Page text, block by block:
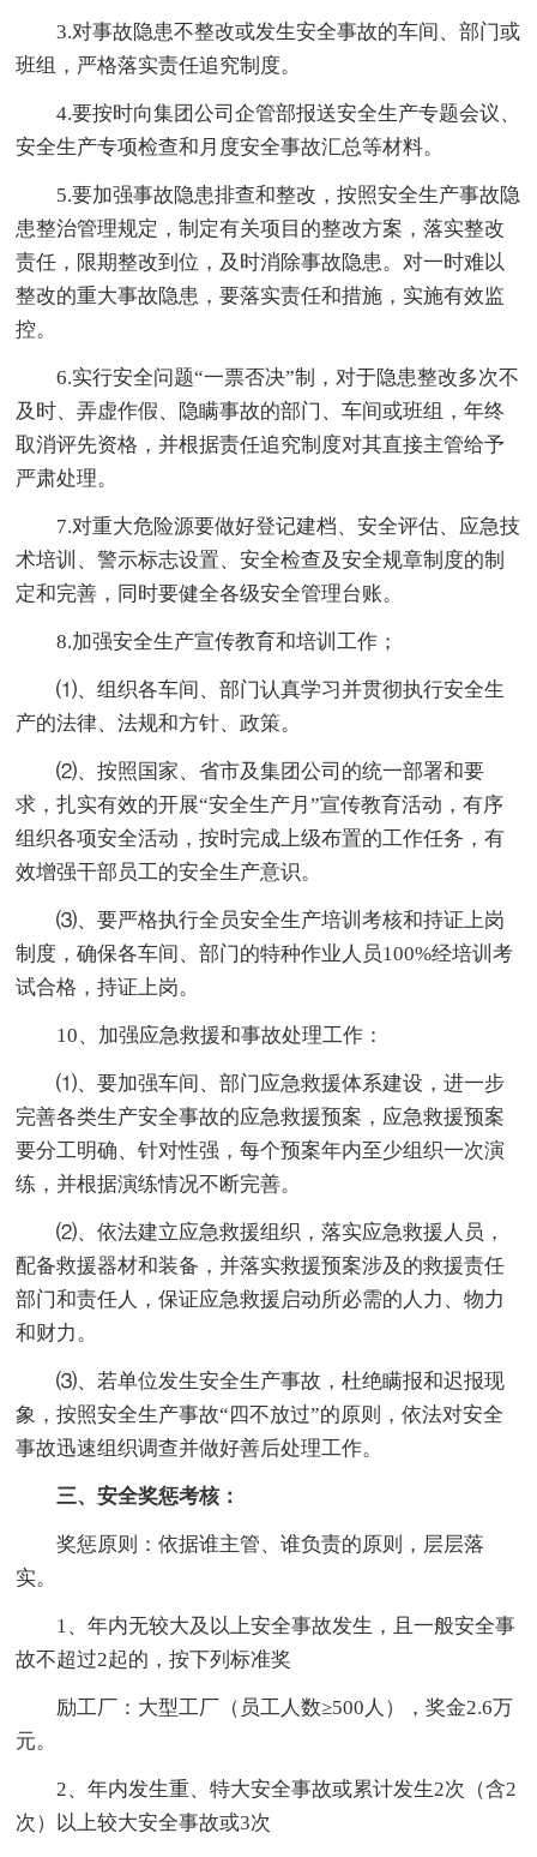
3.对事故隐患不整改或发生安全事故的车间、部门或
班组，严格落实责任追究制度。
4.要按时向集团公司企管部报送安全生产专题会议、
安全生产专项检查和月度安全事故汇总等材料。
5.要加强事故隐患排查和整改，按照安全生产事故隐
患整治管理规定，制定有关项目的整改方案，落实整改
责任，限期整改到位，及时消除事故隐患。对一时难以
整改的重大事故隐患，要落实责任和措施，实施有效监
控。
6.实行安全问题“一票否决”制，对于隐患整改多次不
及时、弄虚作假、隐瞒事故的部门、车间或班组，年终
取消评先资格，并根据责任追究制度对其直接主管给予
严肃处理。
7.对重大危险源要做好登记建档、安全评估、应急技
术培训、警示标志设置、安全检查及安全规章制度的制
定和完善，同时要健全各级安全管理台账。
8.加强安全生产宣传教育和培训工作；
⑴、组织各车间、部门认真学习并贯彻执行安全生
产的法律、法规和方针、政策。
⑵、按照国家、省市及集团公司的统一部署和要
求，扎实有效的开展“安全生产月”宣传教育活动，有序
组织各项安全活动，按时完成上级布置的工作任务，有
效增强干部员工的安全生产意识。
⑶、要严格执行全员安全生产培训考核和持证上岗
制度，确保各车间、部门的特种作业人员100%经培训考
试合格，持证上岗。
10、加强应急救援和事故处理工作：
⑴、要加强车间、部门应急救援体系建设，进一步
完善各类生产安全事故的应急救援预案，应急救援预案
要分工明确、针对性强，每个预案年内至少组织一次演
练，并根据演练情况不断完善。
⑵、依法建立应急救援组织，落实应急救援人员，
配备救援器材和装备，并落实救援预案涉及的救援责任
部门和责任人，保证应急救援启动所必需的人力、物力
和财力。
⑶、若单位发生安全生产事故，杜绝瞒报和迟报现
象，按照安全生产事故“四不放过”的原则，依法对安全
事故迅速组织调查并做好善后处理工作。
三、安全奖惩考核：
奖惩原则：依据谁主管、谁负责的原则，层层落
实。
1、年内无较大及以上安全事故发生，且一般安全事
故不超过2起的，按下列标准奖
励工厂：大型工厂（员工人数≥500人），奖金2.6万
元。
2、年内发生重、特大安全事故或累计发生2次（含2
次）以上较大安全事故或3次